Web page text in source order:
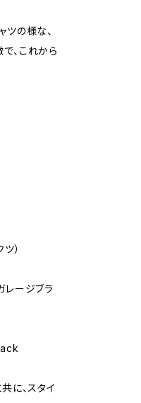
の様な、
、これから
）
レージブラ
に、スタイ